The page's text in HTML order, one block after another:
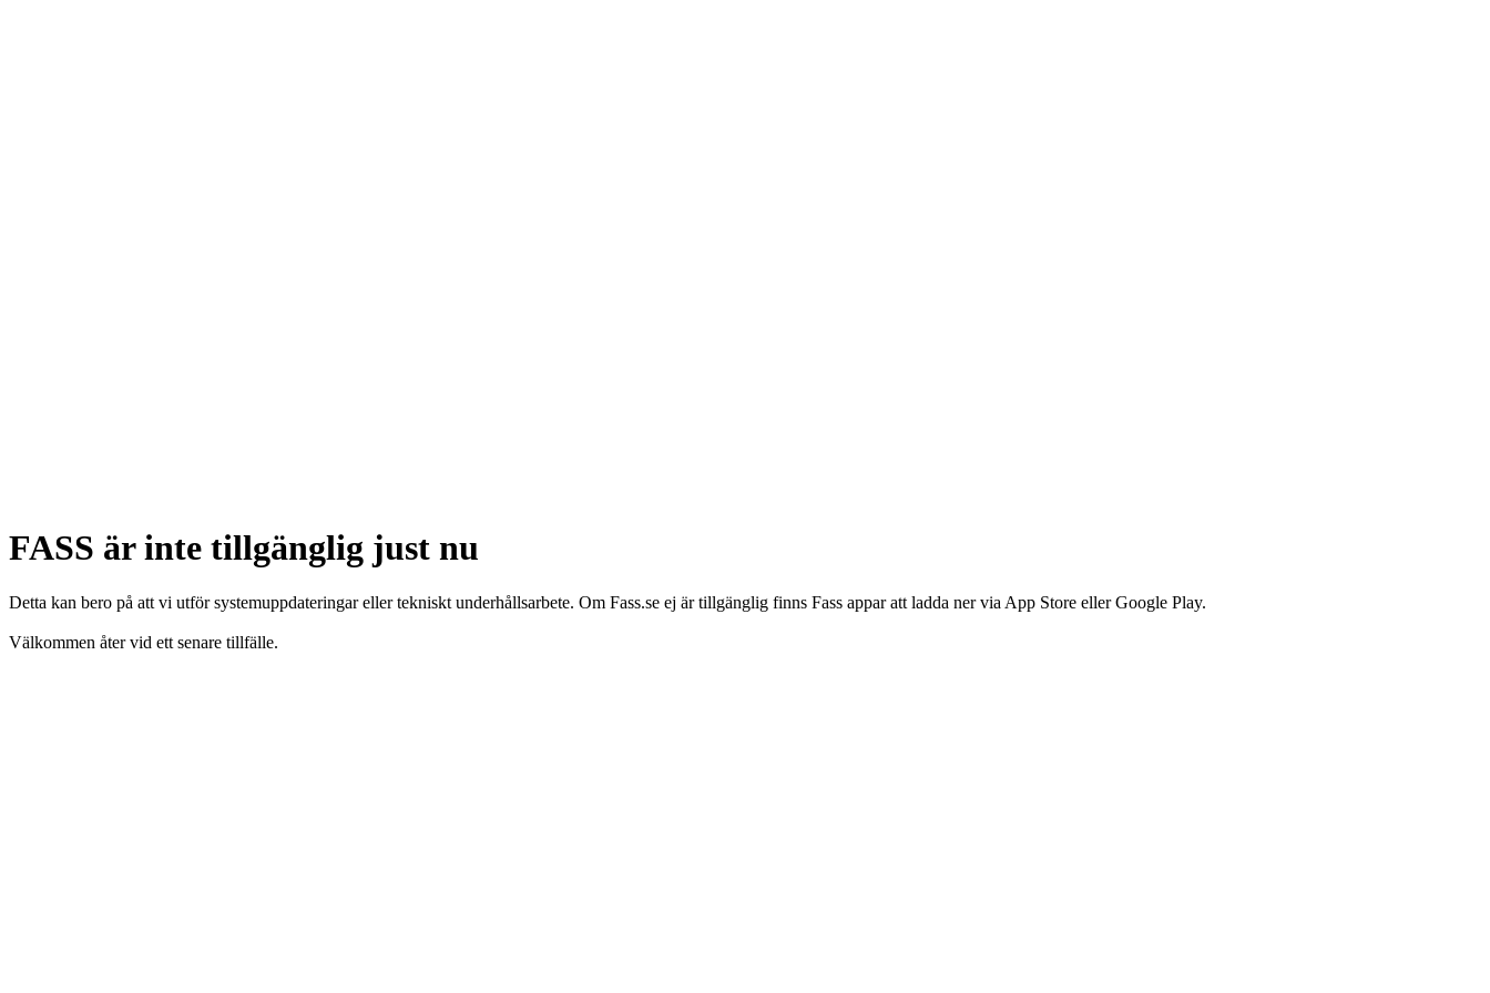
FASS är inte tillgänglig just nu
Detta kan bero på att vi utför systemuppdateringar eller tekniskt underhållsarbete. Om Fass.se ej är tillgänglig finns Fass appar att ladda ner via App Store eller Google Play.
Välkommen åter vid ett senare tillfälle.